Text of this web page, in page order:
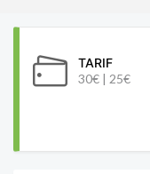
TARIF
30€ | 25€